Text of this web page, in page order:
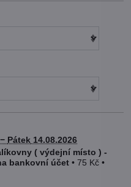
Pátek 14.08.2026
( výdejní místo ) -
bankovní účet • 75 Kč •